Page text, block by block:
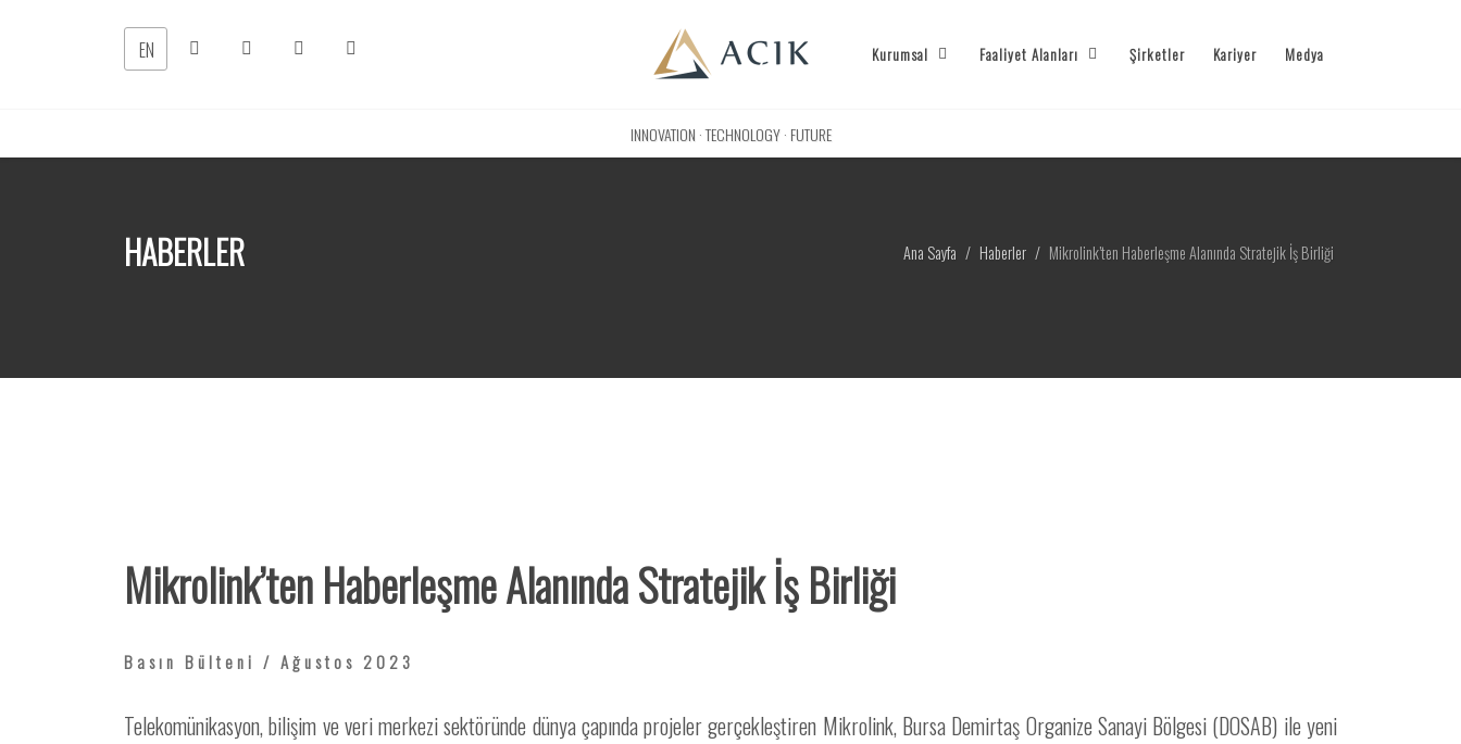
EN Kurumsal Faaliyet Alanları Şirketler Kariyer Medya
INNOVATION · TECHNOLOGY · FUTURE
HABERLER Ana Sayfa Haberler Mikrolink’ten Haberleşme Alanında Stratejik İş Birliği
Mikrolink’ten Haberleşme Alanında Stratejik İş Birliği
Basın Bülteni / Ağustos 2023
Telekomünikasyon, bilişim ve veri merkezi sektöründe dünya çapında projeler gerçekleştiren Mikrolink, Bursa Demirtaş Organize Sanayi Bölgesi (DOSAB) ile yeni